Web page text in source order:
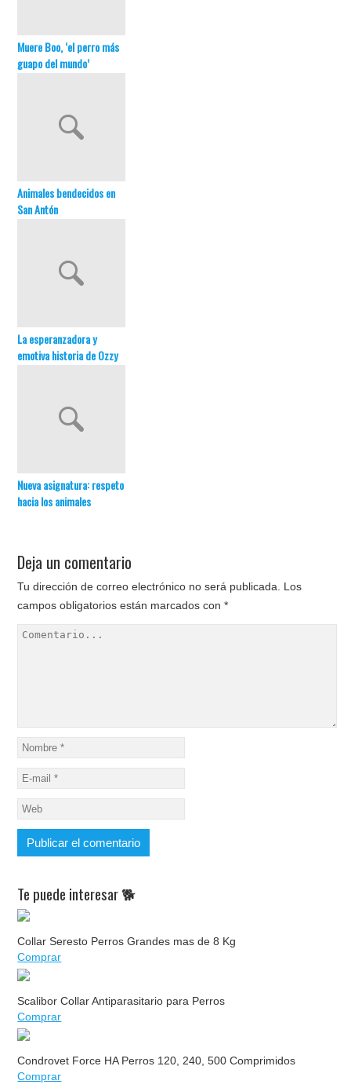
Muere Boo, ‘el perro más
guapo del mundo’
Animales bendecidos en
San Antón
La esperanzadora y
emotiva historia de Ozzy
Nueva asignatura: respeto
hacia los animales
Deja un comentario
Tu dirección de correo electrónico no será publicada. Los
campos obligatorios están marcados con*
Te puede interesar 🐕
Collar Seresto Perros Grandes mas de 8 Kg
Comprar
Scalibor Collar Antiparasitario para Perros
Comprar
Condrovet Force HA Perros 120, 240, 500 Comprimidos
Comprar